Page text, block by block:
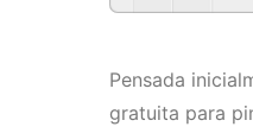
Pensada
gratuita para